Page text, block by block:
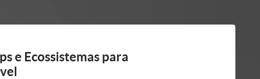
e Ecossistemas para